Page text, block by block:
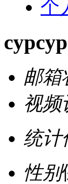
个
邮箱
视频
统计
性别